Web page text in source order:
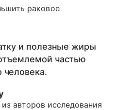
раковое
и полезные жиры
частью
человека.
авторов исследования